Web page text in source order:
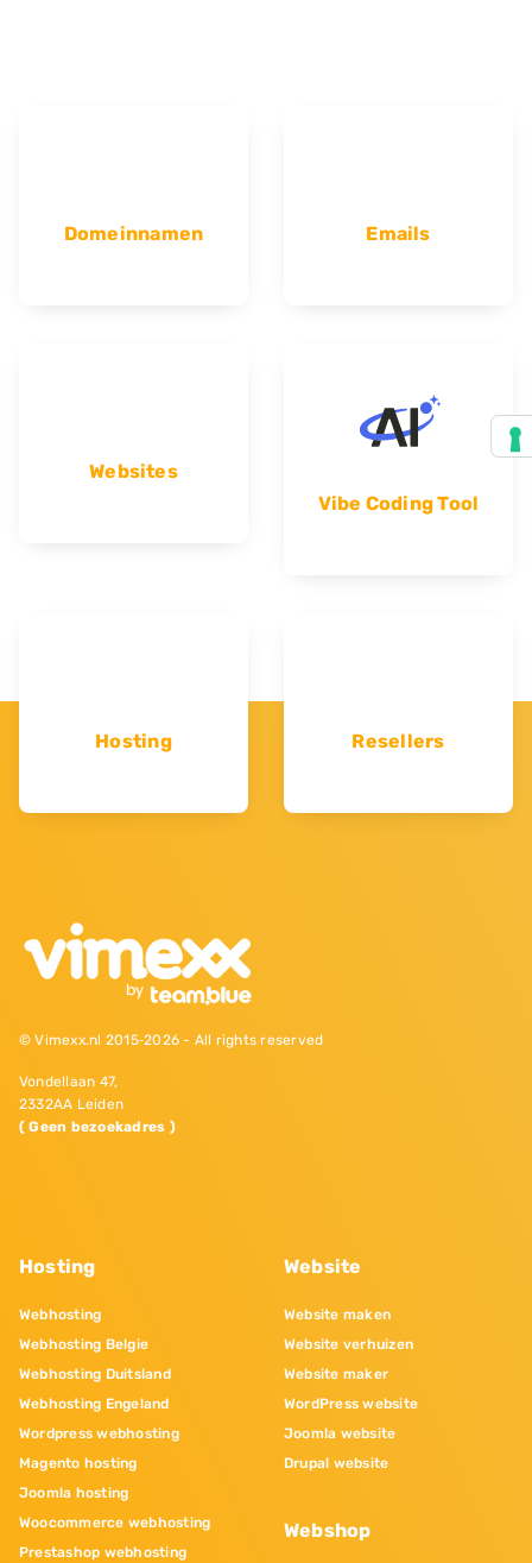
Domeinnamen Emails
Websites
Vibe Coding Tool
Hosting Resellers
© Vimexx.nl 2015‐2026 - All rights reserved
Vondellaan 47,
2332AA Leiden
( Geen bezoekadres )
Hosting
Webhosting
Webhosting Belgie
Webhosting Duitsland
Webhosting Engeland
Wordpress webhosting
Magento hosting
Joomla hosting
Woocommerce webhosting
Prestashop webhosting
Website
Website maken
Website verhuizen
Website maker
WordPress website
Joomla website
Drupal website
Webshop